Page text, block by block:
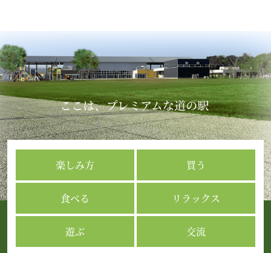
楽しみ方 買う
食べる リラックス
遊ぶ 交流